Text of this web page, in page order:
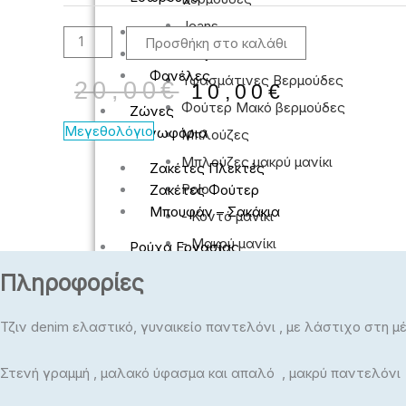
Jeans
Μαγιο
Υφασμάτινες Βερμούδες
Φούτερ Μακό βερμούδες
Μπλούζες
Μπλούζες μακρύ μανίκι
Polo
- Κοντό μανίκι
- Μακρύ μανίκι
Φούτερ
Slip – Boxer
Κάλτσες
Φανέλες
Ζώνες
Πανωφόρια
Ζακέτες Πλεκτές
Ζακέτες Φούτερ
Μπουφάν – Σακάκια
Ρούχα Εργασίας
Μαγιο
Φούτερ Μακό βερμούδες
Προσθήκη στο καλάθι
20,00€ 10,00€
Μεγεθολόγιο
Πληροφορίες
Τζιν denim ελαστικό, γυναικείο παντελόνι , με λάστιχο στη
Στενή γραμμή , μαλακό ύφασμα και απαλό , μακρύ παντελόνι